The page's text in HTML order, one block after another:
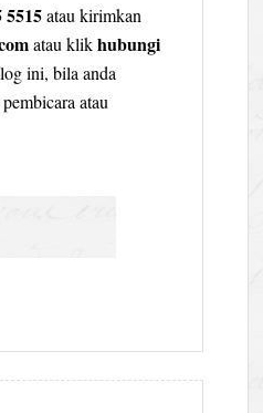
5515atau kirimkan
atau klikhubungi
ini, bila anda
atau